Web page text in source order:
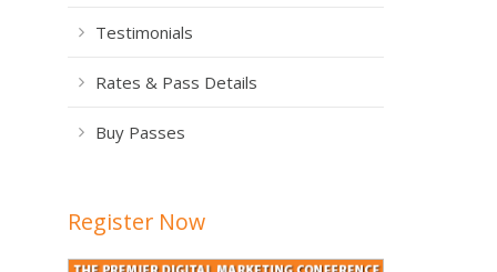
Testimonials
Rates & Pass Details
Buy Passes
Register Now